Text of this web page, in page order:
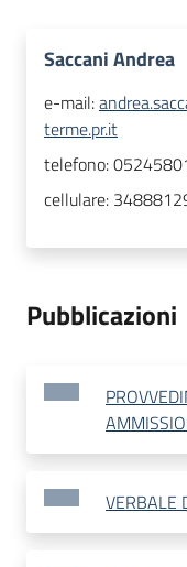
Saccani Andrea
e-mail:
terme.pr.it
telefono:
cellulare:
Pubblicazioni
VERBALE